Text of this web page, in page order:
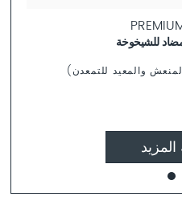
للشيخوخة
والمعيد للتمعدن)